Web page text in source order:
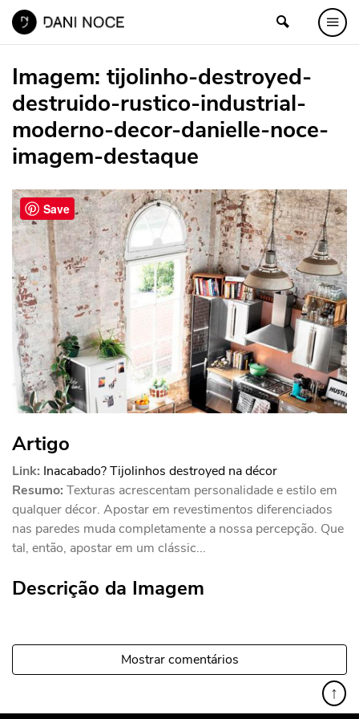
Imagem: tijolinho-destroyed-
destruido-rustico-industrial-
moderno-decor-danielle-noce-
imagem-destaque
Artigo
Link: Inacabado? Tijolinhos destroyed na décor
Resumo: Texturas acrescentam personalidade e estilo em
qualquer décor. Apostar em revestimentos diferenciados
nas paredes muda completamente a nossa percepção. Que
tal, então, apostar em um clássic...
Descrição da Imagem
Mostrar comentários
↑
Save